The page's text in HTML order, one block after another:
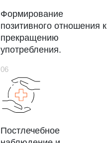
Формирование
позитивного отношения к
прекращению
употребления.
Постлечебное